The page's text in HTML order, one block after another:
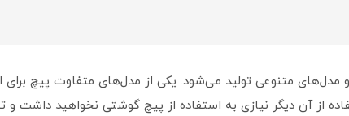
متنوعی تولید می‌شود. یکی از مدل‌های متفاوت پیچ برای
از آن دیگر نیازی به استفاده از پیچ گوشتی نخواهید داشت و